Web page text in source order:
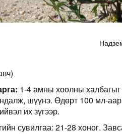
1-4 амны хоолны
шүүнэ. Өдөрт 100 мл-
их зүгээр.
сувилгаа: 21-28 хоног.